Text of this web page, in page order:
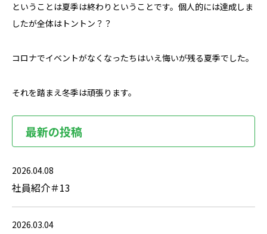
ということは夏季は終わりということです。個人的には達成しま
したが全体はトントン？？
コロナでイベントがなくなったちはいえ悔いが残る夏季でした。
それを踏まえ冬季は頑張ります。
最新の投稿
2026.04.08
社員紹介＃13
2026.03.04